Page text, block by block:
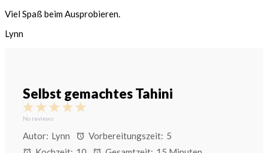
Viel Spaß beim Ausprobieren.
Lynn
Selbst gemachtes Tahini
5
4
3
2
Stars
1
Star
No reviews
Autor: Lynn Vorbereitungszeit: 5